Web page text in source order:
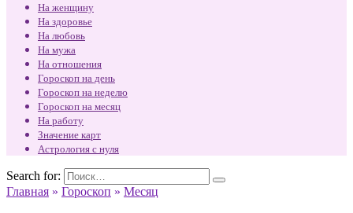
На женщину
На здоровье
На любовь
На мужа
На отношения
Гороскоп на день
Гороскоп на неделю
Гороскоп на месяц
На работу
Значение карт
Астрология с нуля
Search for:
Главная » Гороскоп » Месяц